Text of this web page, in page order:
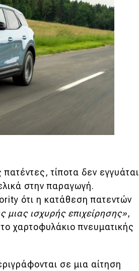
τίποτα δεν εγγυάται
στην παραγωγή.
ότι η κατάθεση πατεντών
μιας ισχυρής επιχείρησης»,
χαρτοφυλάκιο πνευματικής
σε μια αίτηση